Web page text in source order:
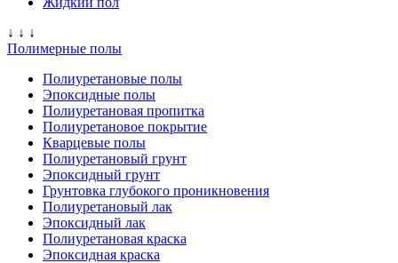
↓ ↓ ↓
Полимерные полы
Полиуретановые полы
Эпоксидные полы
Полиуретановая пропитка
Полиуретановое покрытие
Кварцевые полы
Полиуретановый грунт
Эпоксидный грунт
Грунтовка глубокого проникновения
Полиуретановый лак
Эпоксидный лак
Полиуретановая краска
Эпоксидная краска